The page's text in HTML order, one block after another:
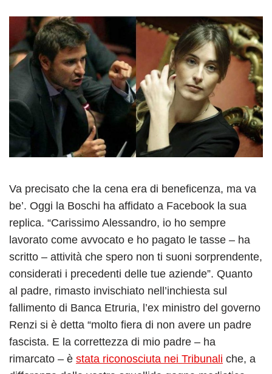
Va precisato che la cena era di beneficenza, ma va
be’. Oggi la Boschi ha affidato a Facebook la sua
replica. “Carissimo Alessandro, io ho sempre
lavorato come avvocato e ho pagato le tasse – ha
scritto – attività che spero non ti suoni sorprendente,
considerati i precedenti delle tue aziende”. Quanto
al padre, rimasto invischiato nell’inchiesta sul
fallimento di Banca Etruria, l’ex ministro del governo
Renzi si è detta “molto fiera di non avere un padre
fascista. E la correttezza di mio padre – ha
rimarcato – è stata riconosciuta nei Tribunali che, a